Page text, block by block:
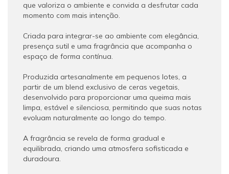
que valoriza o ambiente e convida a desfrutar cada
momento com mais intenção.
Criada para integrar-se ao ambiente com elegância,
presença sutil e uma fragrância que acompanha o
espaço de forma contínua.
Produzida artesanalmente em pequenos lotes, a
partir de um blend exclusivo de ceras vegetais,
desenvolvido para proporcionar uma queima mais
limpa, estável e silenciosa, permitindo que suas notas
evoluam naturalmente ao longo do tempo.
A fragrância se revela de forma gradual e
equilibrada, criando uma atmosfera sofisticada e
duradoura.